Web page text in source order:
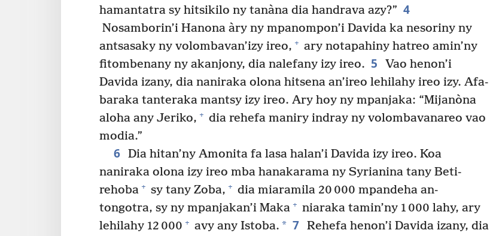
hamantatra sy hitsikilo ny tanàna dia handrava azy?” 4
Nosamborin’i Hanona àry ny mpanompon’i Davida ka nesoriny ny
antsasaky ny volombavan’izy ireo, + ary notapahiny hatreo amin’ny
fitombenany ny akanjony, dia nalefany izy ireo. 5
Vao henon’i
Davida izany, dia naniraka olona hitsena an’ireo lehilahy ireo izy. Afa-
baraka tanteraka mantsy izy ireo. Ary hoy ny mpanjaka: “Mijanòna
aloha any Jeriko, + dia rehefa maniry indray ny volombavanareo vao
modia.”
6 Dia hitan’ny Amonita fa lasa halan’i Davida izy ireo. Koa
naniraka olona izy ireo mba hanakarama ny Syrianina tany Beti-
rehoba + sy tany Zoba, + dia miaramila 20 000 mpandeha an-
tongotra, sy ny mpanjakan’i Maka + niaraka tamin’ny 1 000 lahy, ary
lehilahy 12 000 + avy any Istoba. * 7 Rehefa henon’i Davida izany, dia